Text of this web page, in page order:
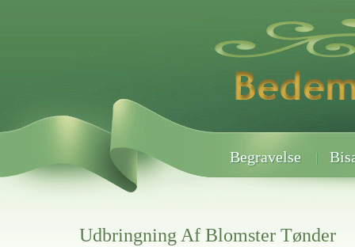
Begravelse
Udbringning Af Blomster Tønder